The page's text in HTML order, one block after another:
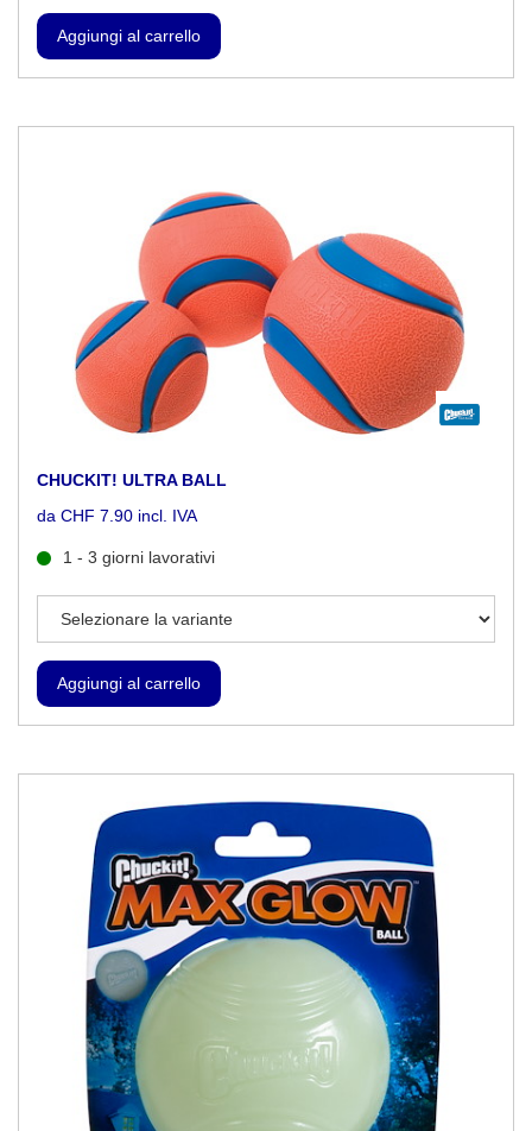
CHUCKIT! ULTRA BALL
da CHF 7.90 incl. IVA
1 - 3 giorni lavorativi